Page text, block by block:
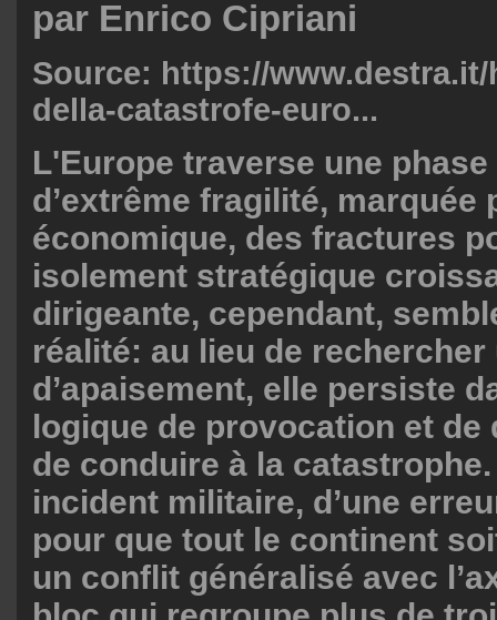
par Enrico Cipriani
Source: https://
della-catastrofe-euro...
L'Europe traverse une
d’extrême fragilité, marquée
économique, des fractures
isolement stratégique
dirigeante, cependant,
réalité: au lieu de
d’apaisement, elle persiste
logique de provocation et
de conduire à la
incident militaire, d’une
pour que tout le continent
un conflit généralisé avec